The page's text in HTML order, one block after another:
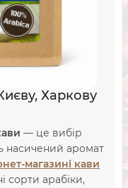
Харкову
— це вибір
насичений аромат
магазині кави
сорти арабіки,